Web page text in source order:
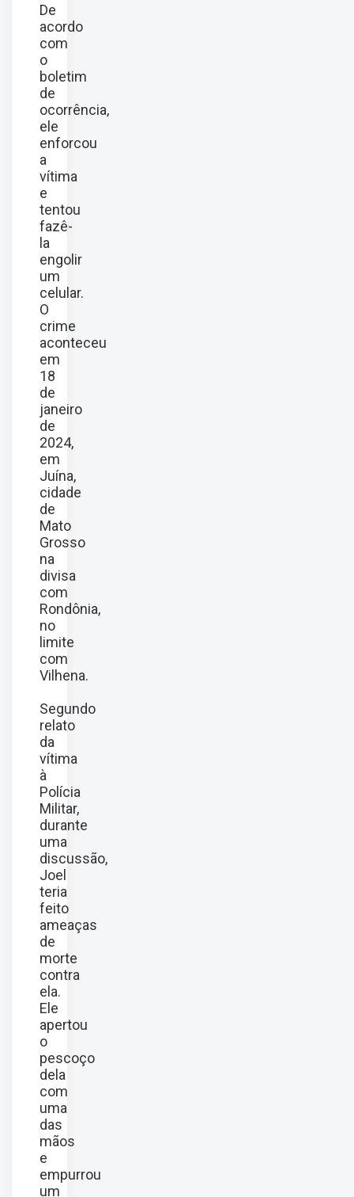
De
acordo
com
o
boletim
de
ocorrência,
ele
enforcou
a
vítima
e
tentou
fazê-
la
engolir
um
celular.
O
crime
aconteceu
em
18
de
janeiro
de
2024,
em
Juína,
cidade
de
Mato
Grosso
na
divisa
com
Rondônia,
no
limite
com
Vilhena.
Segundo
relato
da
vítima
à
Polícia
Militar,
durante
uma
discussão,
Joel
teria
feito
ameaças
de
morte
contra
ela.
Ele
apertou
o
pescoço
dela
com
uma
das
mãos
e
empurrou
um